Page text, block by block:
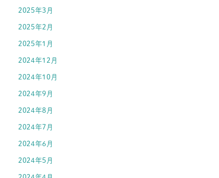
2025年3月
2025年2月
2025年1月
2024年12月
2024年10月
2024年9月
2024年8月
2024年7月
2024年6月
2024年5月